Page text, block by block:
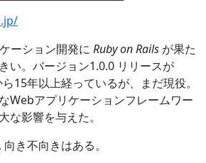
ーション開発に Ruby on Rails が果た
い。バージョン1.0.0 リリースが
15年以上経っているが、まだ現役。
Webアプリケーションフレームワー
な影響を与えた。
き不向きはある。